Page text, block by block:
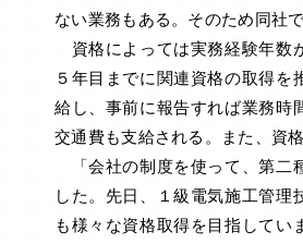
ない業務もある。そのため同社
資格によっては実務経験年数
５年目までに関連資格の取得を
給し、事前に報告すれば業務時
交通費も支給される。また、資
「会社の制度を使って、第二
した。先日、１級電気施工管理
も様々な資格取得を目指してい